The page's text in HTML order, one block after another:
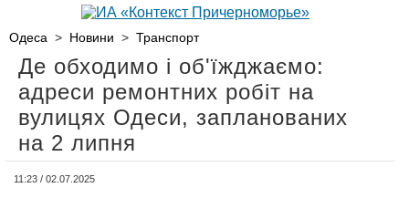
Одеса > Новини > Транспорт
Де обходимо і об'їжджаємо:
адреси ремонтних робіт на
вулицях Одеси, запланованих
на 2 липня
11:23 / 02.07.2025